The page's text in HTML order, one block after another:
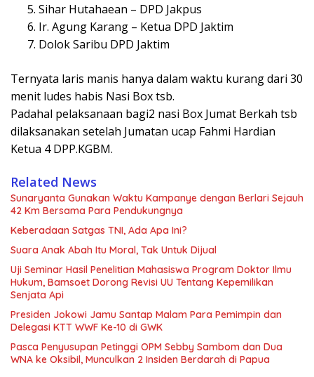
Sihar Hutahaean – DPD Jakpus
Ir. Agung Karang – Ketua DPD Jaktim
Dolok Saribu DPD Jaktim
Ternyata laris manis hanya dalam waktu kurang dari 30
menit ludes habis Nasi Box tsb.
Padahal pelaksanaan bagi2 nasi Box Jumat Berkah tsb
dilaksanakan setelah Jumatan ucap Fahmi Hardian
Ketua 4 DPP.KGBM.
Related News
Sunaryanta Gunakan Waktu Kampanye dengan Berlari Sejauh
42 Km Bersama Para Pendukungnya
Keberadaan Satgas TNI, Ada Apa Ini?
Suara Anak Abah Itu Moral, Tak Untuk Dijual
Uji Seminar Hasil Penelitian Mahasiswa Program Doktor Ilmu
Hukum, Bamsoet Dorong Revisi UU Tentang Kepemilikan
Senjata Api
Presiden Jokowi Jamu Santap Malam Para Pemimpin dan
Delegasi KTT WWF Ke-10 di GWK
Pasca Penyusupan Petinggi OPM Sebby Sambom dan Dua
WNA ke Oksibil, Munculkan 2 Insiden Berdarah di Papua